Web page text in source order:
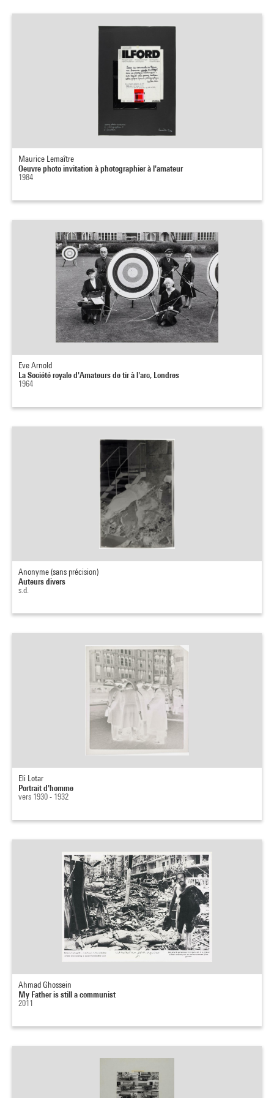
Maurice Lemaître
Oeuvre photo invitation à photographier à l'amateur
1984
Eve Arnold
La Société royale d'Amateurs de tir à l'arc, Londres
1964
Anonyme (sans précision)
Auteurs divers
s.d.
Eli Lotar
Portrait d'homme
vers 1930 - 1932
Ahmad Ghossein
My Father is still a communist
2011